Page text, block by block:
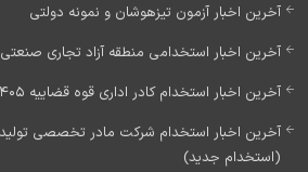
آخرین اخبار آزمون تیزهوشان و نمونه دولتی
آخرین اخبار استخدامی منطقه آزاد تجاری صنعتی 1405
آخرین اخبار استخدام کادر اداری قوه قضاییه 1405 (به زودی)
(استخدام جدید)